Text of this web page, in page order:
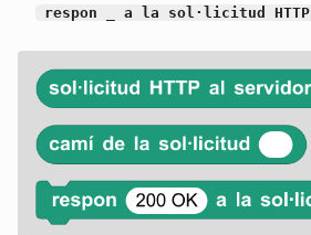
respon _ a la sol·licitud HTTP